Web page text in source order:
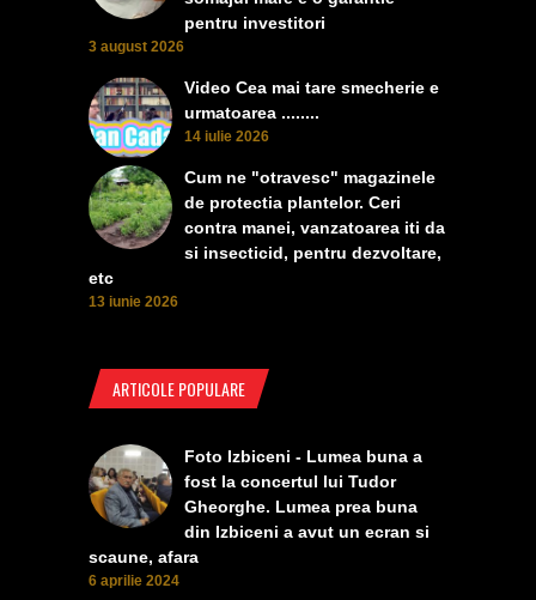
pentru investitori
3 august 2026
Video Cea mai tare smecherie e
urmatoarea ........
14 iulie 2026
Cum ne "otravesc" magazinele
de protectia plantelor. Ceri
contra manei, vanzatoarea iti da
si insecticid, pentru dezvoltare,
etc
13 iunie 2026
ARTICOLE POPULARE
Foto Izbiceni - Lumea buna a
fost la concertul lui Tudor
Gheorghe. Lumea prea buna
din Izbiceni a avut un ecran si
scaune, afara
6 aprilie 2024